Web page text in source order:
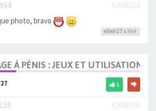
#2946156
photo, bravo
elixir27 a liké
À PÉNIS : JEUX ET UTILISATION,
1
#2946166